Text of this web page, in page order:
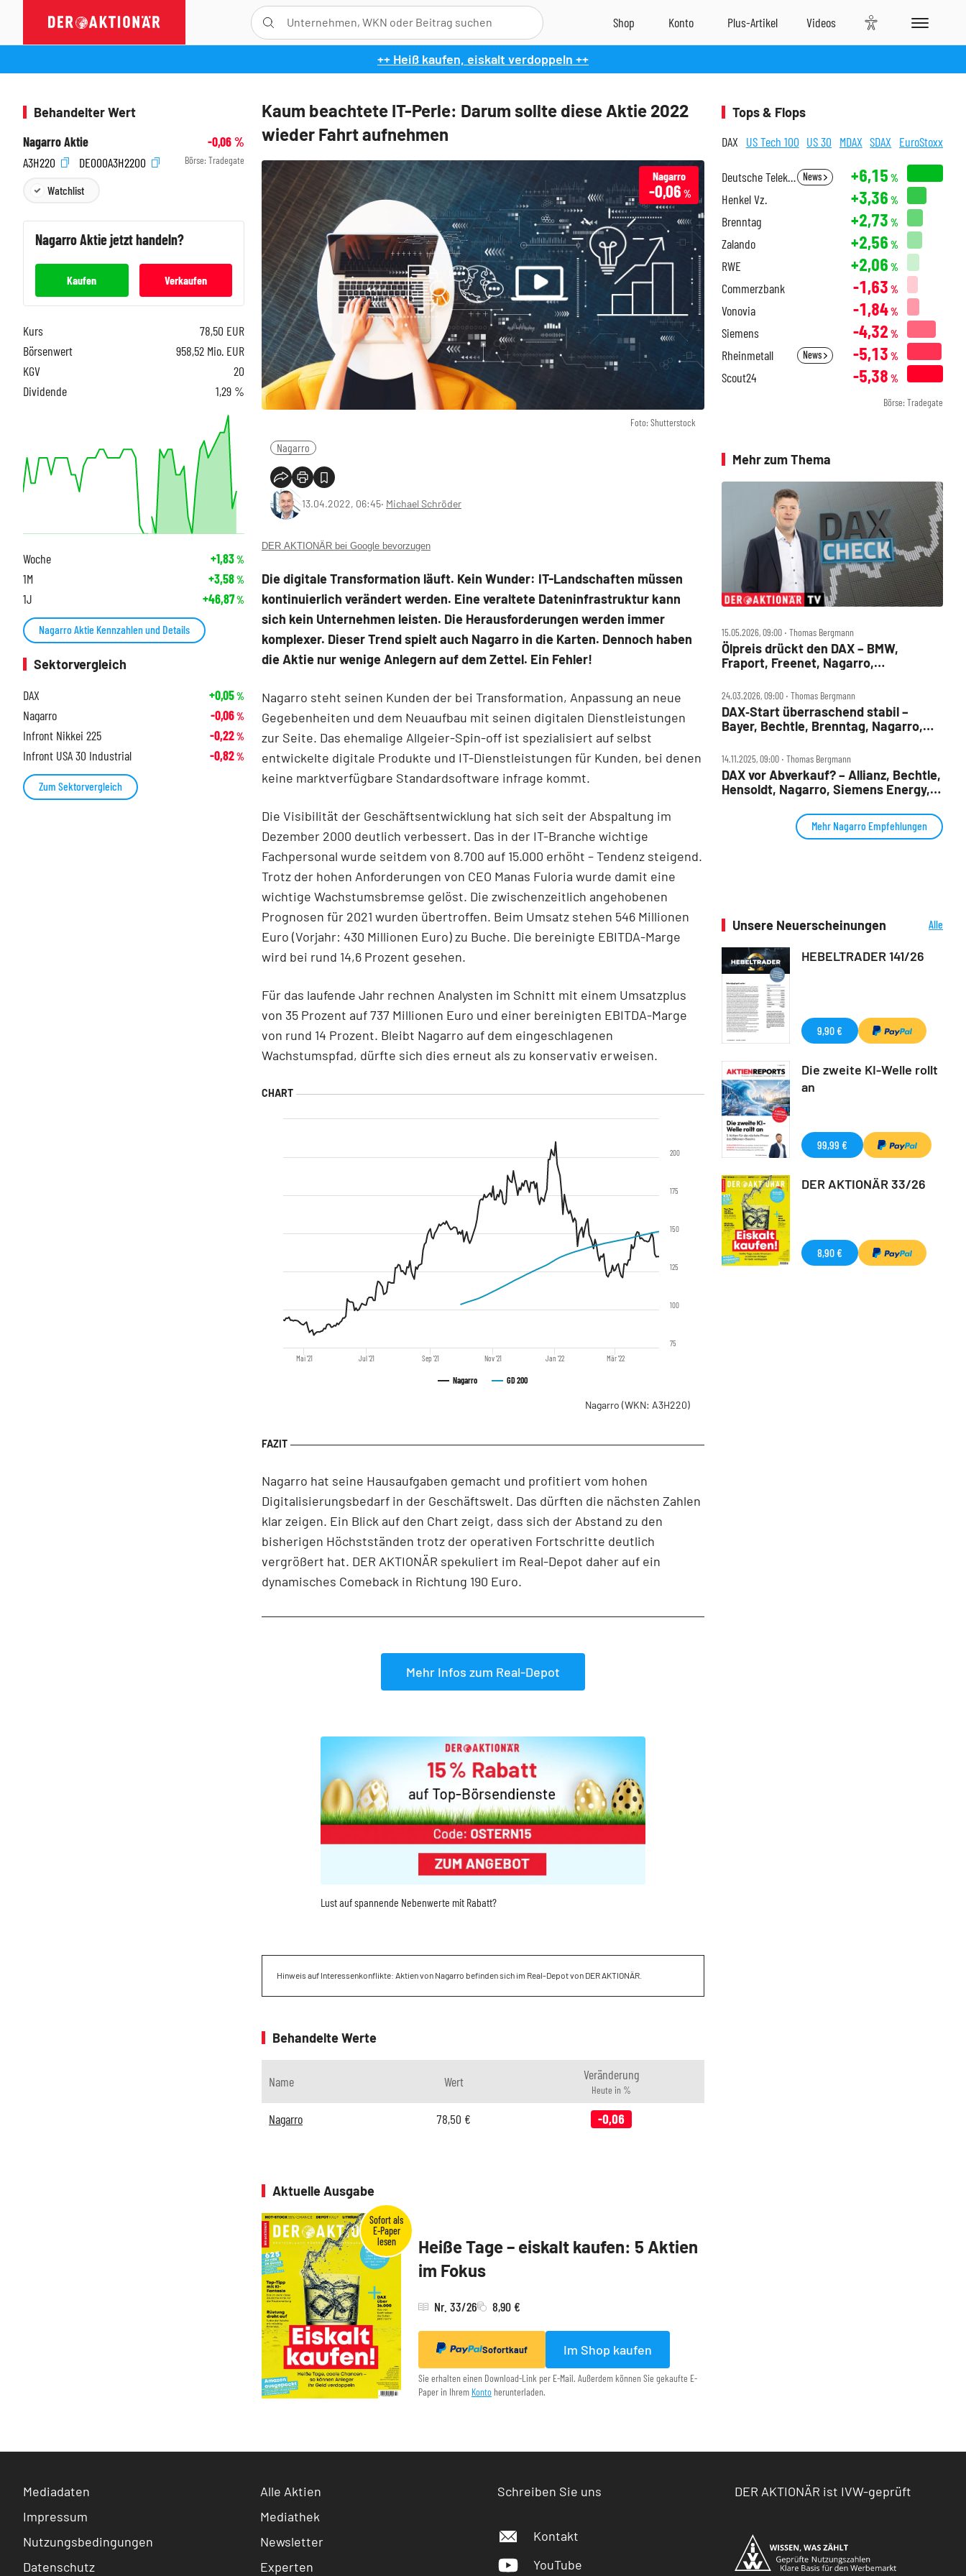
++ Heiß kaufen, eiskalt verdoppeln ++
Kaum beachtete IT-Perle: Darum sollte diese Aktie 2022
wieder Fahrt aufnehmen
Foto: Shutterstock
Nagarro
-0,06 %
Nagarro
13.04.2022, 06:45‧ Michael Schröder
DER AKTIONÄR bei Google bevorzugen
Die digitale Transformation läuft. Kein Wunder: IT-Landschaften müssen
kontinuierlich verändert werden. Eine veraltete Dateninfrastruktur kann
sich kein Unternehmen leisten. Die Herausforderungen werden immer
komplexer. Dieser Trend spielt auch Nagarro in die Karten. Dennoch haben
die Aktie nur wenige Anlegern auf dem Zettel. Ein Fehler!
Nagarro steht seinen Kunden der bei Transformation, Anpassung an neue
Gegebenheiten und dem Neuaufbau mit seinen digitalen Dienstleistungen
zur Seite. Das ehemalige Allgeier-Spin-off ist spezialisiert auf selbst
entwickelte digitale Produkte und IT-Dienstleistungen für Kunden, bei denen
keine marktverfügbare Standardsoftware infrage kommt.
Die Visibilität der Geschäftsentwicklung hat sich seit der Abspaltung im
Dezember 2000 deutlich verbessert. Das in der IT-Branche wichtige
Fachpersonal wurde seitdem von 8.700 auf 15.000 erhöht – Tendenz steigend.
Trotz der hohen Anforderungen von CEO Manas Fuloria wurde damit eine
wichtige Wachstumsbremse gelöst. Die zwischenzeitlich angehobenen
Prognosen für 2021 wurden übertroffen. Beim Umsatz stehen 546 Millionen
Euro (Vorjahr: 430 Millionen Euro) zu Buche. Die bereinigte EBITDA-Marge
wird bei rund 14,6 Prozent gesehen.
Für das laufende Jahr rechnen Analysten im Schnitt mit einem Umsatzplus
von 35 Prozent auf 737 Millionen Euro und einer bereinigten EBITDA-Marge
von rund 14 Prozent. Bleibt Nagarro auf dem eingeschlagenen
Wachstumspfad, dürfte sich dies erneut als zu konservativ erweisen.
Nagarro GD 200
Mai '21 Jul '21 Sep '21 Nov '21 Jan '22 Mär '22
75
100
125
150
175
200
Nagarro (WKN: A3H220)
Nagarro hat seine Hausaufgaben gemacht und profitiert vom hohen
Digitalisierungsbedarf in der Geschäftswelt. Das dürften die nächsten Zahlen
klar zeigen. Ein Blick auf den Chart zeigt, dass sich der Abstand zu den
bisherigen Höchstständen trotz der operativen Fortschritte deutlich
vergrößert hat. DER AKTIONÄR spekuliert im Real-Depot daher auf ein
dynamisches Comeback in Richtung 190 Euro.
Mehr Infos zum Real-Depot
Lust auf spannende Nebenwerte mit Rabatt?
Hinweis auf Interessenkonflikte: Aktien von Nagarro befinden sich im Real-Depot von DER AKTIONÄR.
Behandelte Werte
Name Wert Veränderung
Heute in %
Nagarro 78,50 € -0,06
Aktuelle Ausgabe
Heiße Tage – eiskalt kaufen: 5 Aktien
im Fokus
Nr. 33/26 8,90 €
Sofortkauf Im Shop kaufen
Sie erhalten einen Download-Link per E-Mail. Außerdem können Sie gekaufte E-
Paper in Ihrem Konto herunterladen.
Behandelter Wert
Nagarro Aktie
-0,06%
A3H220
DE000A3H2200 Börse: Tradegate
Watchlist
NagarroAktie jetzt handeln?
Kaufen Verkaufen
Kurs 78,50 EUR
Börsenwert
958,52 Mio. EUR
KGV
20
Dividende
1,29 %
Woche +1,83%
1M +3,58%
1J +46,87%
Nagarro Aktie Kennzahlen und Details
Sektorvergleich
DAX
+0,05%
Nagarro -0,06%
Infront Nikkei 225 -0,22%
Infront USA 30 Industrial -0,82%
Zum Sektorvergleich
Tops & Flops
DAX US Tech 100 US 30 MDAX SDAX EuroStoxx
Deutsche Telekom News +6,15 %
Henkel Vz. +3,36 %
Brenntag +2,73 %
Zalando +2,56 %
RWE +2,06 %
Commerzbank -1,63 %
Vonovia -1,84%
Siemens -4,32 %
Rheinmetall News -5,13 %
Scout24 -5,38 %
Börse: Tradegate
Mehr zum Thema
15.05.2026, 09:00 ‧ Thomas Bergmann
Ölpreis drückt den DAX – BMW,
Fraport, Freenet, Nagarro,
Check
24.03.2026, 09:00 ‧ Thomas Bergmann
DAX‑Start überraschend stabil –
Bayer, Bechtle, Brenntag, Nagarro,
14.11.2025, 09:00 ‧ Thomas Bergmann
DAX vor Abverkauf? – Allianz, Bechtle,
Hensoldt, Nagarro, Siemens Energy,
Mehr Nagarro Empfehlungen
Unsere Neuerscheinungen
Alle
HEBELTRADER 141/26
9,90 €
Die zweite KI-Welle rollt
an
99,99 €
DER AKTIONÄR 33/26
8,90 €
Mediadaten
Impressum
Nutzungsbedingungen
Datenschutz
Alle Aktien
Mediathek
Newsletter
Experten
Schreiben Sie uns
Kontakt
YouTube
DER AKTIONÄR ist IVW-geprüft